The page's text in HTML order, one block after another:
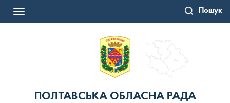
Пошук
Toggle
ПОЛТАВСЬКА ОБЛАСНА РАДА